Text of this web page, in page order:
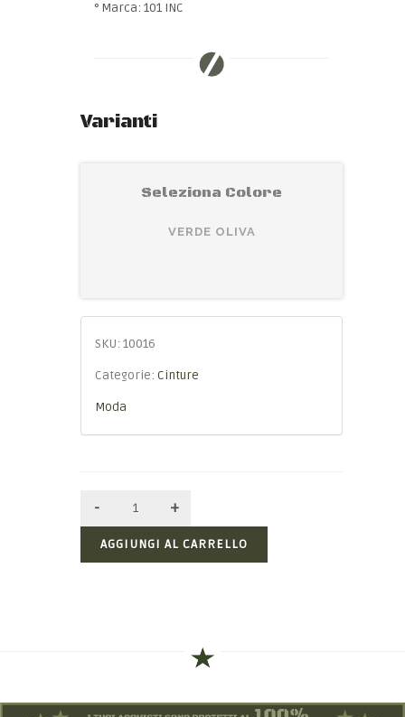
° Marca: 101 INC
Varianti
Seleziona Colore
VERDE OLIVA
SKU: 10016
Categorie: Cinture
Moda
AGGIUNGI AL CARRELLO